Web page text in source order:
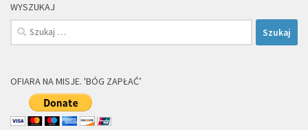
WYSZUKAJ
Szukaj:
OFIARA NA MISJE. 'BÓG ZAPŁAĆ’